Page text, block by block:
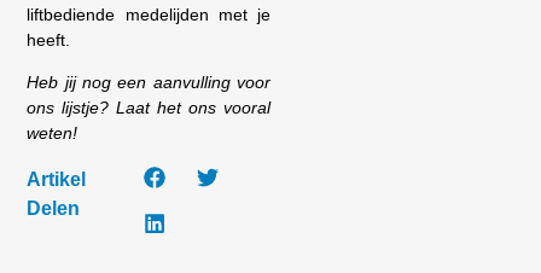
liftbediende medelijden met je
heeft.
Heb jij nog een aanvulling voor
ons lijstje? Laat het ons vooral
weten!
Artikel
Delen